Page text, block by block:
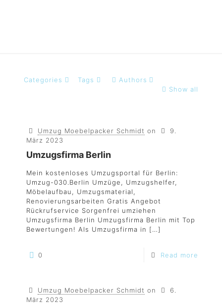
Categories Tags
Authors
Show all
Umzug Moebelpacker Schmidt on
9.
März 2023
Umzugsfirma Berlin
Mein kostenloses Umzugsportal für Berlin:
Umzug-030.Berlin Umzüge, Umzugshelfer,
Möbelaufbau, Umzugsmaterial,
Renovierungsarbeiten Gratis Angebot
Rückrufservice Sorgenfrei umziehen
Umzugsfirma Berlin Umzugsfirma Berlin mit Top
Bewertungen! Als Umzugsfirma in […]
0 Read more
Umzug Moebelpacker Schmidt on
6.
März 2023